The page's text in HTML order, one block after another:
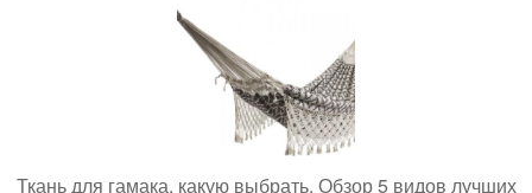
Ткань для гамака, какую выбрать. Обзор 5 видов лучших